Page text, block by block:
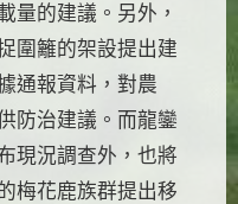
量的建議。另外，
圍籬的架設提出建
通報資料，對農
防治建議。而龍鑾
現況調查外，也將
梅花鹿族群提出移